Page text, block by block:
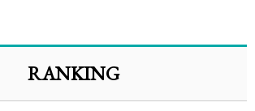
RANKING